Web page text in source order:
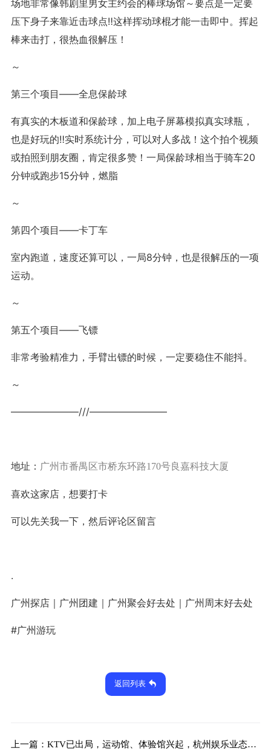
场地非常像韩剧里男女主约会的棒球场馆～要点是一定要
压下身子来靠近击球点‼️这样挥动球棍才能一击即中。挥起
棒来击打，很热血很解压！
～
第三个项目——全息保龄球
有真实的木板道和保龄球，加上电子屏幕模拟真实球瓶，
也是好玩的‼️实时系统计分，可以对人多战！这个拍个视频
或拍照到朋友圈，肯定很多赞！一局保龄球相当于骑车20
分钟或跑步15分钟，燃脂
～
第四个项目——卡丁车
室内跑道，速度还算可以，一局8分钟，也是很解压的一项
运动。
～
第五个项目——飞镖
非常考验精准力，手臂出镖的时候，一定要稳住不能抖。
～
———————///————————
地址： 广州市番禺区市桥东环路170号良嘉科技大厦
喜欢这家店，想要打卡
可以先关我一下，然后评论区留言
.
广州探店｜广州团建｜广州聚会好去处｜广州周末好去处
#广州游玩
返回列表
上一篇： KTV已出局，运动馆、体验馆兴起，杭州娱乐业态大洗牌！